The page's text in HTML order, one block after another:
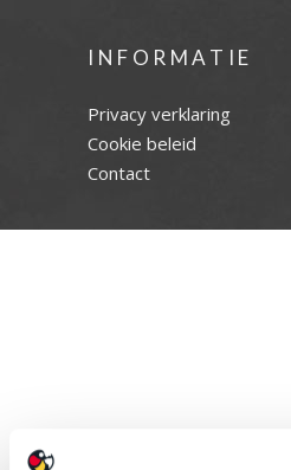
INFORMATIE
Privacy verklaring
Cookie beleid
Contact